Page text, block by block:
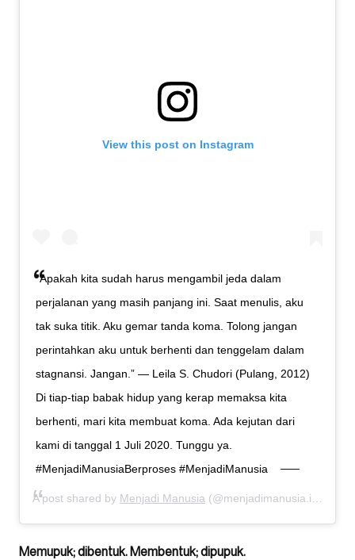
View this post on Instagram
“Apakah kita sudah harus mengambil jeda dalam
perjalanan yang masih panjang ini. Saat menulis, aku
tak suka titik. Aku gemar tanda koma. Tolong jangan
perintahkan aku untuk berhenti dan tenggelam dalam
stagnansi. Jangan.” ― Leila S. Chudori (Pulang, 2012)
Di tiap-tiap babak hidup yang kerap memaksa kita
berhenti, mari kita membuat koma. Ada kejutan dari
kami di tanggal 1 Juli 2020. Tunggu ya.
#MenjadiManusiaBerproses #MenjadiManusia
A post shared by Menjadi Manusia (@menjadimanusia.id) on
Memupuk; dibentuk. Membentuk; dipupuk.